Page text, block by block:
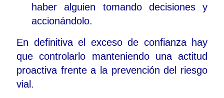
haber alguien tomando decisiones y
accionándolo.
En definitiva el exceso de confianza hay
que controlarlo manteniendo una actitud
proactiva frente a la prevención del riesgo
vial.